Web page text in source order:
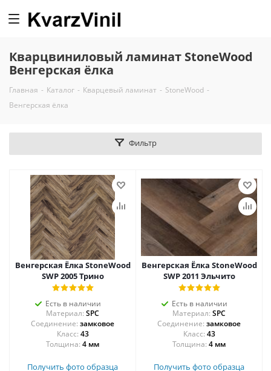
Кварцвиниловый ламинат StoneWood
Венгерская ёлка
Главная - Каталог - Кварцевый ламинат - StoneWood -
Венгерская ёлка
Фильтр
Венгерская Ёлка StoneWood
SWP 2005 Трино
Есть в наличии
Материал: SPC
Соединение: замковое
43
Толщина: 4 мм
Получить фото образца
Венгерская Ёлка StoneWood
SWP 2011 Эльчито
Есть в наличии
Материал: SPC
Соединение: замковое
43
Толщина: 4 мм
Получить фото образца